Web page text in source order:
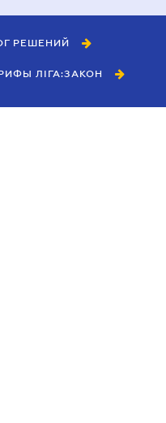
РЕШЕНИЙ
ЛІГА:ЗАКОН